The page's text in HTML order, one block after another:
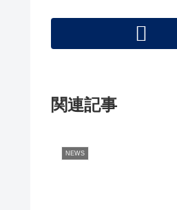
関連記事
NEWS